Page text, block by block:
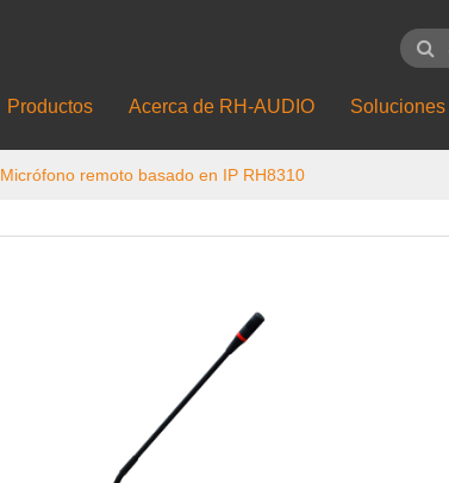
Productos Acerca de RH-AUDIO Soluciones
Micrófono remoto basado en IP RH8310